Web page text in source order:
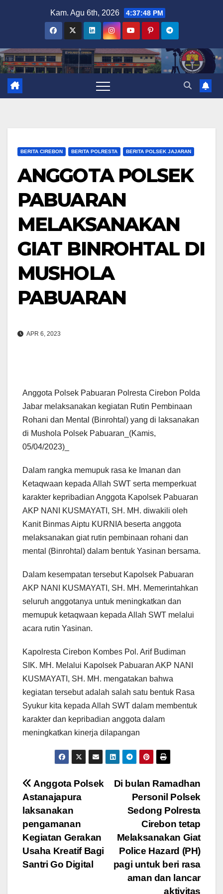
Kam. Agu 6th, 2026 4:37:49 PM
BERITA CIREBON BERITA POLRESTA BERITA POLSEK JAJARAN
ANGGOTA POLSEK
PABUARAN
MELAKSANAKAN
GIAT BINROHTAL DI
MUSHOLA
PABUARAN
APR 6, 2023
Anggota Polsek Pabuaran Polresta Cirebon Polda
Jabar melaksanakan kegiatan Rutin Pembinaan
Rohani dan Mental (Binrohtal) yang di laksanakan
di Mushola Polsek Pabuaran_(Kamis,
05/04/2023)_
Dalam rangka memupuk rasa ke Imanan dan
Ketaqwaan kepada Allah SWT serta memperkuat
karakter kepribadian Anggota Kapolsek Pabuaran
AKP NANI KUSMAYATI, SH. MH. diwakili oleh
Kanit Binmas Aiptu KURNIA beserta anggota
melaksanakan giat rutin pembinaan rohani dan
mental (Binrohtal) dalam bentuk Yasinan bersama.
Dalam kesempatan tersebut Kapolsek Pabuaran
AKP NANI KUSMAYATI, SH. MH. Memerintahkan
seluruh anggotanya untuk meningkatkan dan
memupuk ketaqwaan kepada Allah SWT melalui
acara rutin Yasinan.
Kapolresta Cirebon Kombes Pol. Arif Budiman
SIK. MH. Melalui Kapolsek Pabuaran AKP NANI
KUSMAYATI, SH. MH. mengatakan bahwa
kegiatan tersebut adalah salah satu bentuk Rasa
Syukur kita kepada Allah SWT dalam membentuk
karakter dan kepribadian anggota dalam
meningkatkan kinerja dilapangan
Navigasi
pos
Di bulan Ramadhan
Personil Polsek
Sedong Polresta
Cirebon tetap
Melaksanakan Giat
Police Hazard (PH)
pagi untuk beri rasa
aman dan lancar
aktivitas
Anggota Polsek
Astanajapura
laksanakan
pengamanan
Kegiatan Gerakan
Usaha Kreatif Bagi
Santri Go Digital